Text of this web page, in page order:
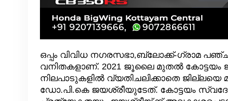
ഒപ്പം വിവിധ നഗരസഭാ,ബ്ലോക്ക്-ഗ്രാമ
വനിതകളാണ്. 2021 ജൂലൈ മുതൽ കോട്ടയം
നിലപാടുകളിൽ വ്യതിചലിക്കാതെ ജില്ലയെ
ഡോ.പി.കെ ജയശ്രീയുടേത്. കോട്ടയം